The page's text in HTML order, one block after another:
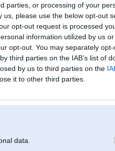
parties, or processing of your
please use the below opt-out
opt-out request is processed
information utilized by us
opt-out. You may separately
third parties on the IAB’s list of
by us to third parties on the
it to other third parties.
data.
rakstīja:
apmēram līdz 12, uz šosejas ap 8. Tas
slikšņi, durvju apakšas, priekšējā reste,
veci nolūzuši vadi, visādi plastasas klipši,